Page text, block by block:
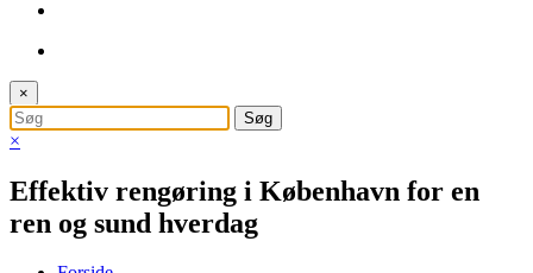
×
×
Effektiv rengøring i København for en
ren og sund hverdag